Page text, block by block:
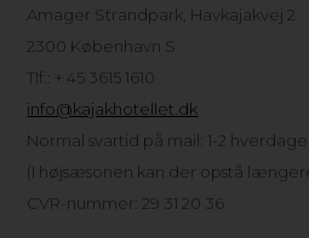
Amager Strandpark, Havkajakvej 2
2300 København S
Tlf.: + 45 3615 1610
info@kajakhotellet.dk
Normal svartid på mail: 1-2 hverdage
(I højsæsonen kan der opstå
CVR-nummer: 29 31 20 36